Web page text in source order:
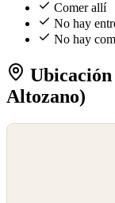
Comer allí
No hay
No hay
Altozano)